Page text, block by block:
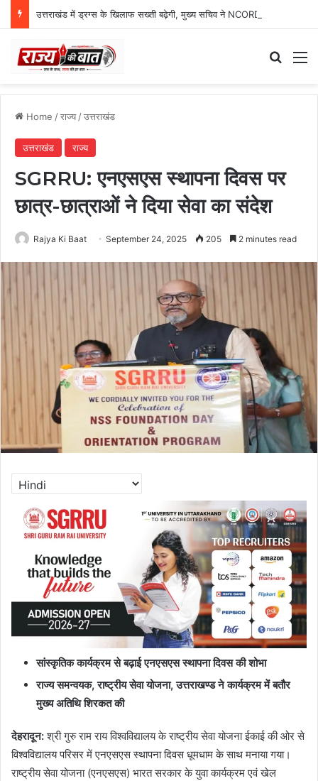
Home /राज्य/उत्तराखंड
उत्तराखंड राज्य
SGRRU: एनएसएस स्थापना दिवस पर
छात्र-छात्राओं ने दिया सेवा का संदेश
Rajya Ki Baat September 24, 2025 205 2 minutes read
सांस्कृतिक कार्यक्रम से बढ़ाई एनएसएस स्थापना दिवस की शोभा
राज्य समन्वयक,राष्ट्रीय सेवा योजना,उत्तराखण्ड ने कार्यक्रम में बतौर
मुख्य अतिथि शिरकत की
देहरादून:श्री गुरु राम राय विश्वविद्यालय के राष्ट्रीय सेवा योजना ईकाई की ओर से
विश्वविद्यालय परिसर में एनएसएस स्थापना दिवस धूमधाम के साथ मनाया गया।
राष्ट्रीय सेवा योजना (एनएसएस) भारत सरकार के युवा कार्यक्रम एवं खेल